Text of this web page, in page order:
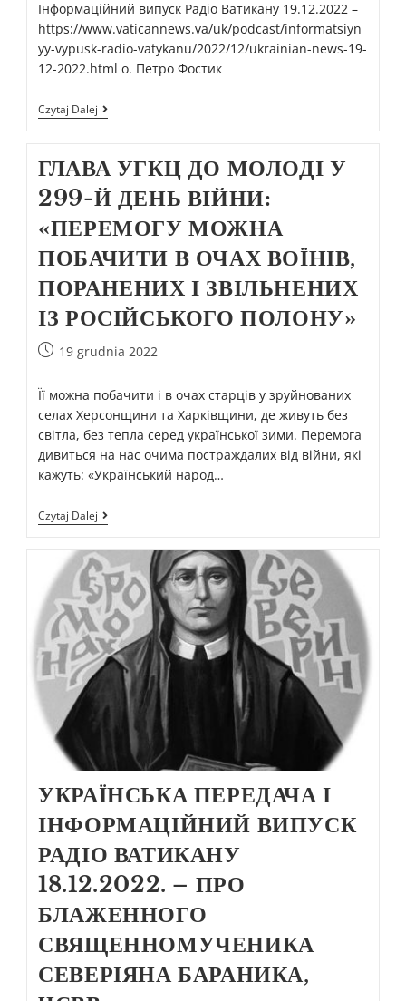
Інформаційний випуск Радіо Ватикану 19.12.2022 –
https://www.vaticannews.va/uk/podcast/informatsiyn
yy-vypusk-radio-vatykanu/2022/12/ukrainian-news-19-
12-2022.html о. Петро Фостик
Czytaj Dalej
ГЛАВА УГКЦ ДО МОЛОДІ У
299-Й ДЕНЬ ВІЙНИ:
«ПЕРЕМОГУ МОЖНА
ПОБАЧИТИ В ОЧАХ ВОЇНІВ,
ПОРАНЕНИХ І ЗВІЛЬНЕНИХ
ІЗ РОСІЙСЬКОГО ПОЛОНУ»
19 grudnia 2022
Її можна побачити і в очах старців у зруйнованих
селах Херсонщини та Харківщини, де живуть без
світла, без тепла серед української зими. Перемога
дивиться на нас очима постраждалих від війни, які
кажуть: «Український народ…
Czytaj Dalej
УКРАЇНСЬКА ПЕРЕДАЧА І
ІНФОРМАЦІЙНИЙ ВИПУСК
РАДІО ВАТИКАНУ
18.12.2022. – ПРО
БЛАЖЕННОГО
СВЯЩЕННОМУЧЕНИКА
СЕВЕРІЯНА БАРАНИКА,